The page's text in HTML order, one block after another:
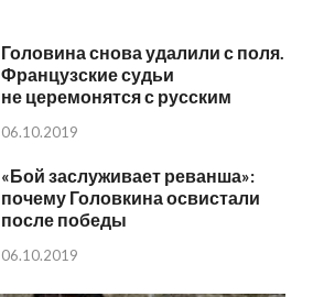
Головина снова удалили с поля.
Французские судьи
не церемонятся с русским
06.10.2019
«Бой заслуживает реванша»:
почему Головкина освистали
после победы
06.10.2019